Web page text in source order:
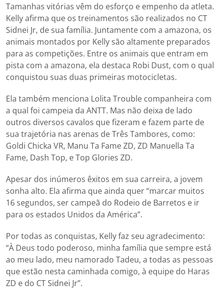
Tamanhas vitórias vêm do esforço e empenho da atleta.
Kelly afirma que os treinamentos são realizados no CT
Sidnei Jr, de sua família. Juntamente com a amazona, os
animais montados por Kelly são altamente preparados
para as competições. Entre os animais que entram em
pista com a amazona, ela destaca Robi Dust, com o qual
conquistou suas duas primeiras motocicletas.
Ela também menciona Lolita Trouble companheira com
a qual foi campeia da ANTT. Mas não deixa de lado
outros diversos cavalos que fizeram e fazem parte de
sua trajetória nas arenas de Três Tambores, como:
Goldi Chicka VR, Manu Ta Fame ZD, ZD Manuella Ta
Fame, Dash Top, e Top Glories ZD.
Apesar dos inúmeros êxitos em sua carreira, a jovem
sonha alto. Ela afirma que ainda quer “marcar muitos
16 segundos, ser campeã do Rodeio de Barretos e ir
para os estados Unidos da América”.
Por todas as conquistas, Kelly faz seu agradecimento:
“À Deus todo poderoso, minha família que sempre está
ao meu lado, meu namorado Tadeu, a todas as pessoas
que estão nesta caminhada comigo, à equipe do Haras
ZD e do CT Sidnei Jr”.